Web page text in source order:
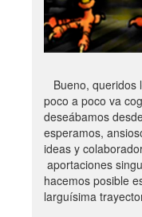
Bueno, queridos
poco a poco va
deseábamos
esperamos,
ideas y
aportaciones
hacemos posible
larguísima